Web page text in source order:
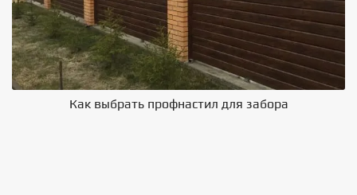
Как выбрать профнастил для забора